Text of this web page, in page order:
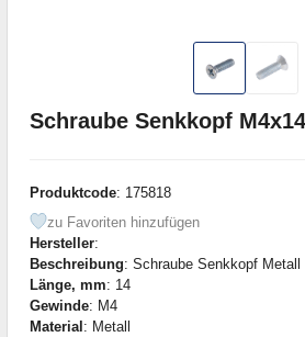
Schraube Senkkopf M4x14
Produktcode: 175818
zu Favoriten hinzufügen
Hersteller:
Beschreibung: Schraube Senkkopf Metall
Länge, mm: 14
Gewinde: M4
Material: Metall